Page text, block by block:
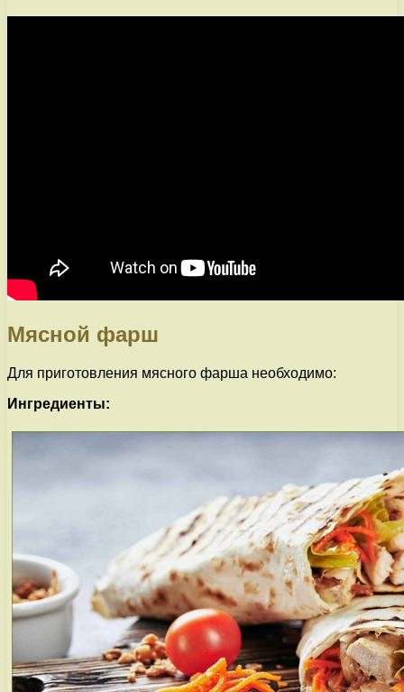
Мясной фарш
Для приготовления мясного фарша необходимо:
Ингредиенты: